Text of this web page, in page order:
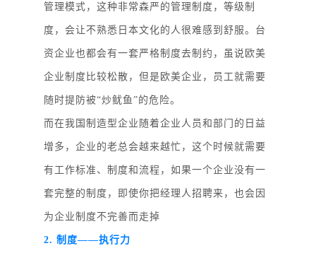
管理模式，这种非常森严的管理制度，等级制
度，会让不熟悉日本文化的人很难感到舒服。台
资企业也都会有一套严格制度去制约，虽说欧美
企业制度比较松散，但是欧美企业，员工就需要
随时提防被“炒鱿鱼”的危险。
而在我国制造型企业随着企业人员和部门的日益
增多，企业的老总会越来越忙，这个时候就需要
有工作标准、制度和流程，如果一个企业没有一
套完整的制度，即使你把经理人招聘来，也会因
为企业制度不完善而走掉
2. 制度——执行力